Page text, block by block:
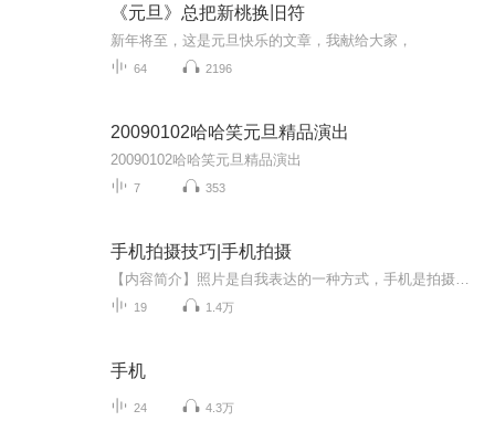
《元旦》总把新桃换旧符
新年将至，这是元旦快乐的文章，我献给大家，
64 2196
20090102哈哈笑元旦精品演出
20090102哈哈笑元旦精品演出
7 353
手机拍摄技巧|手机拍摄
19 1.4万
手机
24 4.3万